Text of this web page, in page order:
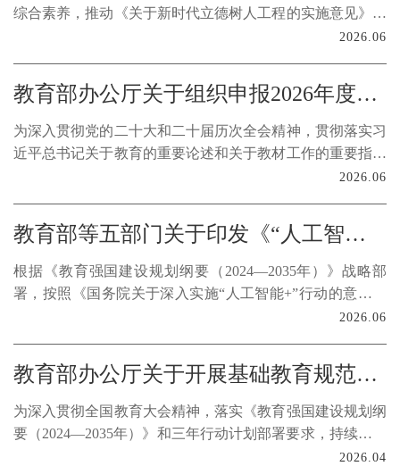
综合素养，推动《关于新时代立德树人工程的实施意见》落
地见效，按照《普通高等学校辅导员队伍建设规定》《全面
决定2026年继续实施高校思想政治工作骨干在职攻读博士学
位专项计划。现将有关事项通知如下。
2026.06
教育部办公厅关于组织申报2026年度教育部大中小学课程教材研究项目的通知
为深入贯彻党的二十大和二十届历次全会精神，贯彻落实习
近平总书记关于教育的重要论述和关于教材工作的重要指示
批示精神，落实《教育强国建设规划纲要（2024—2035
管理办法》（教材厅〔2025〕1号），现启动2026年度教育
部大中小学课程教材研究项目申报工作。有关事项通知如
下。
2026.06
教育部等五部门关于印发《“人工智能+教育”行动计划》的通知
根据《教育强国建设规划纲要（2024—2035年）》战略部
署，按照《国务院关于深入实施“人工智能+”行动的意见》
2026.06
教育部办公厅关于开展基础教育规范管理巩固年行动的通知
为深入贯彻全国教育大会精神，落实《教育强国建设规划纲
要（2024—2035年）》和三年行动计划部署要求，持续巩固
拓展基础教育规范管理年和规范管理提升年工作成果，进一
2026.04